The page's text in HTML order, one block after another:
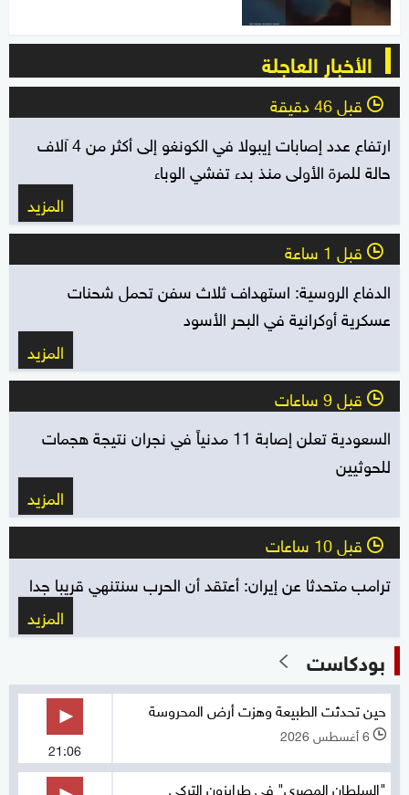
الأخبار العاجلة
l قبل 46 دقيقة
ارتفاع عدد إصابات إيبولا في الكونغو إلى أكثر من 4 آلاف
حالة للمرة الأولى منذ بدء تفشي الوباء
المزيد
l قبل 1 ساعة
الدفاع الروسية: استهداف ثلاث سفن تحمل شحنات
عسكرية أوكرانية في البحر الأسود
المزيد
l قبل 9 ساعات
السعودية تعلن إصابة 11 مدنياً في نجران نتيجة هجمات
للحوثيين
المزيد
l قبل 10 ساعات
ترامب متحدثا عن إيران: أعتقد أن الحرب سنتنهي قريبا جدا
المزيد
بودكاست
حين تحدثت الطبيعة وهزت أرض المحروسة
l 6 أغسطس 2026
21:06
"السلطان المصري" في طرابزون التركي